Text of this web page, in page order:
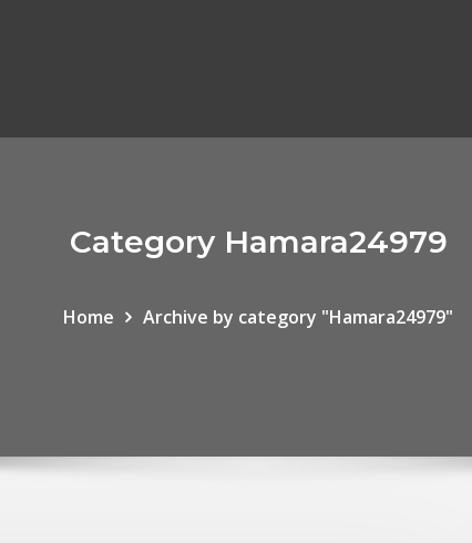
Category Hamara24979
Home Archive by category "Hamara24979"